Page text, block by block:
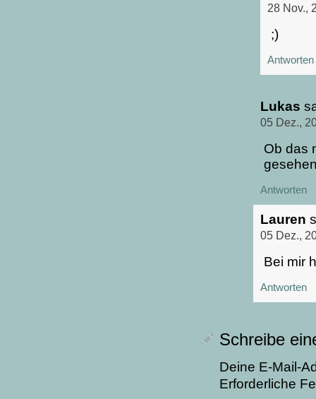
28 Nov.,
;)
Antworten
Lukas
05 Dez.,
Ob das
Antworten
Lauren
05 Dez.,
Bei mir
Antworten
Schreibe
Deine E-Mail-
Erforderliche